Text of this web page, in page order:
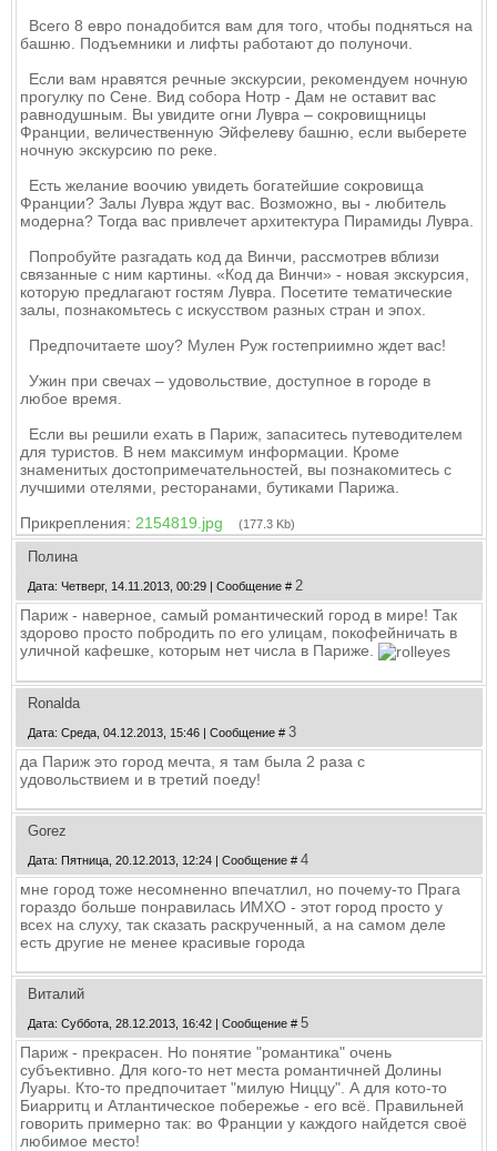
Всего 8 евро понадобится вам для того, чтобы подняться на
башню. Подъемники и лифты работают до полуночи.
Если вам нравятся речные экскурсии, рекомендуем ночную
прогулку по Сене. Вид собора Нотр - Дам не оставит вас
равнодушным. Вы увидите огни Лувра – сокровищницы
Франции, величественную Эйфелеву башню, если выберете
ночную экскурсию по реке.
Есть желание воочию увидеть богатейшие сокровища
Франции? Залы Лувра ждут вас. Возможно, вы - любитель
модерна? Тогда вас привлечет архитектура Пирамиды Лувра.
Попробуйте разгадать код да Винчи, рассмотрев вблизи
связанные с ним картины. «Код да Винчи» - новая экскурсия,
которую предлагают гостям Лувра. Посетите тематические
залы, познакомьтесь с искусством разных стран и эпох.
Предпочитаете шоу? Мулен Руж гостеприимно ждет вас!
Ужин при свечах – удовольствие, доступное в городе в
любое время.
Если вы решили ехать в Париж, запаситесь путеводителем
для туристов. В нем максимум информации. Кроме
знаменитых достопримечательностей, вы познакомитесь с
лучшими отелями, ресторанами, бутиками Парижа.
Прикрепления: 2154819.jpg (177.3 Kb)
Полина
Дата: Четверг, 14.11.2013, 00:29 | Сообщение # 2
Париж - наверное, самый романтический город в мире! Так
здорово просто побродить по его улицам, покофейничать в
уличной кафешке, которым нет числа в Париже.
Ronalda
Дата: Среда, 04.12.2013, 15:46 | Сообщение # 3
да Париж это город мечта, я там была 2 раза с
удовольствием и в третий поеду!
Gorez
Дата: Пятница, 20.12.2013, 12:24 | Сообщение # 4
мне город тоже несомненно впечатлил, но почему-то Прага
гораздо больше понравилась ИМХО - этот город просто у
всех на слуху, так сказать раскрученный, а на самом деле
есть другие не менее красивые города
Виталий
Дата: Суббота, 28.12.2013, 16:42 | Сообщение # 5
Париж - прекрасен. Но понятие "романтика" очень
субъективно. Для кого-то нет места романтичней Долины
Луары. Кто-то предпочитает "милую Ниццу". А для кото-то
Биарритц и Атлантическое побережье - его всё. Правильней
говорить примерно так: во Франции у каждого найдется своё
любимое место!